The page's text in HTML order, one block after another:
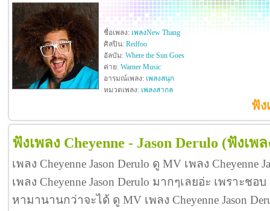
ชื่อเพลง: เพลงNew Thang
ศิลปิน: Redfoo
อัลบัม: Where the Sun Goes
ค่าย: Warner Music
อารมณ์เพลง: เพลงสนุก
หมวดเพลง: เพลงสากล
ฟัง
ฟังเพลง Cheyenne - Jason Derulo (ฟังเพล
เพลง Cheyenne Jason Derulo ดู MV เพลง Cheyenne
เพลง Cheyenne Jason Derulo มากๆเลยอ่ะ เพราะชอบ
หามานานกว่าจะได้ ดู MV เพลง Cheyenne Jason